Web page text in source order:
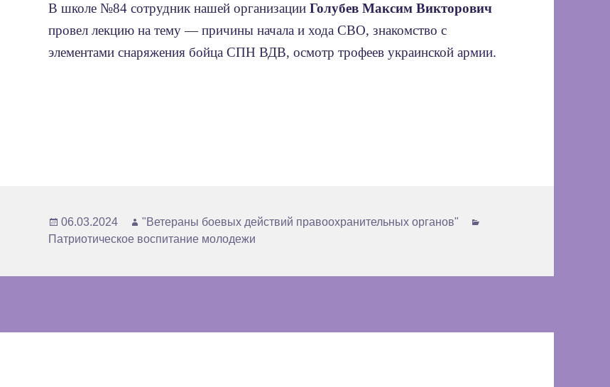
В школе №84 сотрудник нашей организацииГолубев Максим Викторович
провел лекцию на тему — причины начала и хода СВО, знакомство с
элементами снаряжения бойца СПН ВДВ, осмотр трофеев украинской армии.
Опубликовано
06.03.2024 Автор
"Ветераны боевых действий правоохранительных органов"
Патриотическое воспитание молодежи